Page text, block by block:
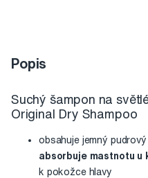
Popis
Suchý šampon na
Original Dry Shampoo
obsahuje jemný
absorbuje mastnotu u
k pokožce hlavy